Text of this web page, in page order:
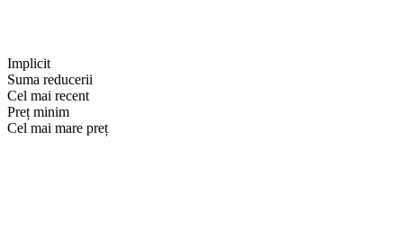
Implicit
Suma reducerii
Cel mai recent
Preț minim
Cel mai mare preț